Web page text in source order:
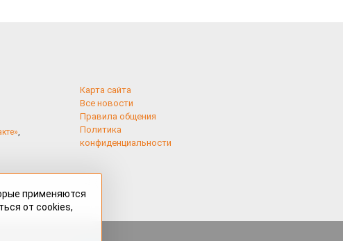
,
Карта сайта
Все новости
Правила общения
Политика
конфиденциальности
применяются
от cookies,